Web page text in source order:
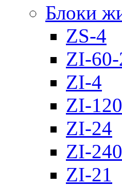
Блоки
ZS-4
ZI-
ZI-4
ZI-
ZI-24
ZI-
ZI-21